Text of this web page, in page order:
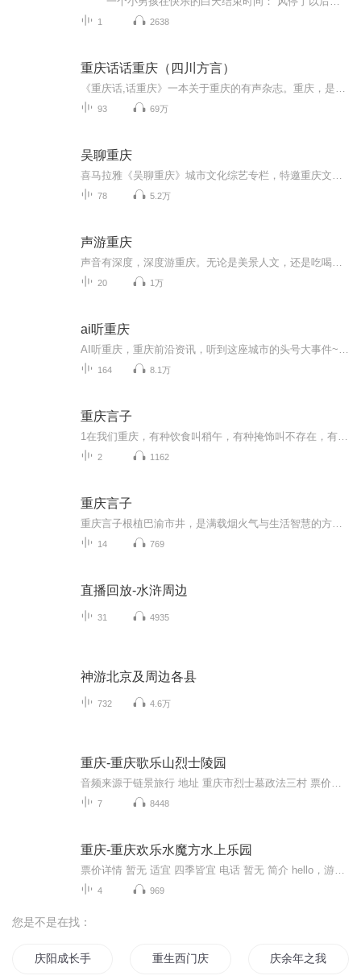
1 2638
重庆话话重庆（四川方言）
93 69万
吴聊重庆
78 5.2万
声游重庆
20 1万
ai听重庆
164 8.1万
重庆言子
2 1162
重庆言子
14 769
直播回放-水浒周边
31 4935
神游北京及周边各县
732 4.6万
重庆-重庆歌乐山烈士陵园
7 8448
重庆-重庆欢乐水魔方水上乐园
4 969
您是不是在找：
庆阳成长手札 重生西门庆 庆余年之我叫王